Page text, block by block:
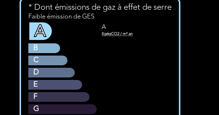
* Dont émissions de gaz à effet de serre
Faible émission de GES
A
B
C
D
E
F
G
A
KgéqCO2 / m².an